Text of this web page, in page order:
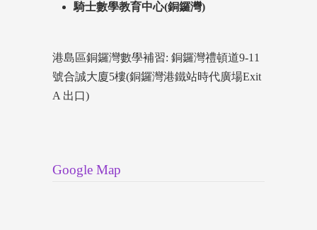
騎士數學教育中心(銅鑼灣)
港島區銅鑼灣數學補習: 銅鑼灣禮頓道9-11
號合誠大廈5樓(銅鑼灣港鐵站時代廣場Exit
A 出口)
Google Map